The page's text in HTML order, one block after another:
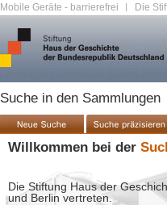
Mobile Geräte - barrierefrei | Die
Suche in den Sammlungen
Willkommen bei der
Die Stiftung Haus der
und Berlin vertreten.